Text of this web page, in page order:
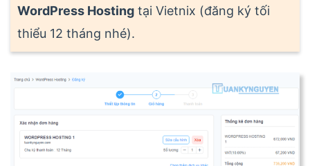
WordPress Hosting tại Vietnix (đăng ký tối
thiểu 12 tháng nhé).